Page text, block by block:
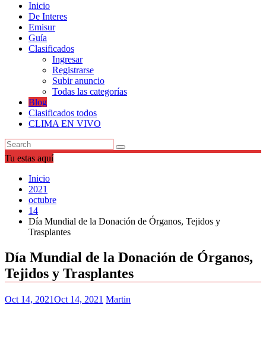
Inicio
De Interes
Emisur
Guía
Clasificados
Ingresar
Registrarse
Subir anuncio
Todas las categorías
Blog
Clasificados todos
CLIMA EN VIVO
Tu estas aquí
Inicio
2021
octubre
14
Día Mundial de la Donación de Órganos, Tejidos y
Trasplantes
Día Mundial de la Donación de Órganos,
Tejidos y Trasplantes
Oct 14, 2021Oct 14, 2021 Martin